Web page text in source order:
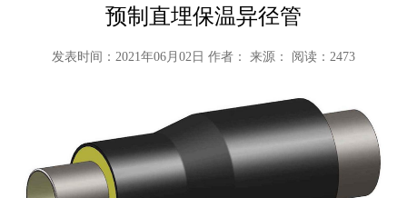
预制直埋保温异径管
发表时间：2021年06月02日 作者： 来源： 阅读： 2473